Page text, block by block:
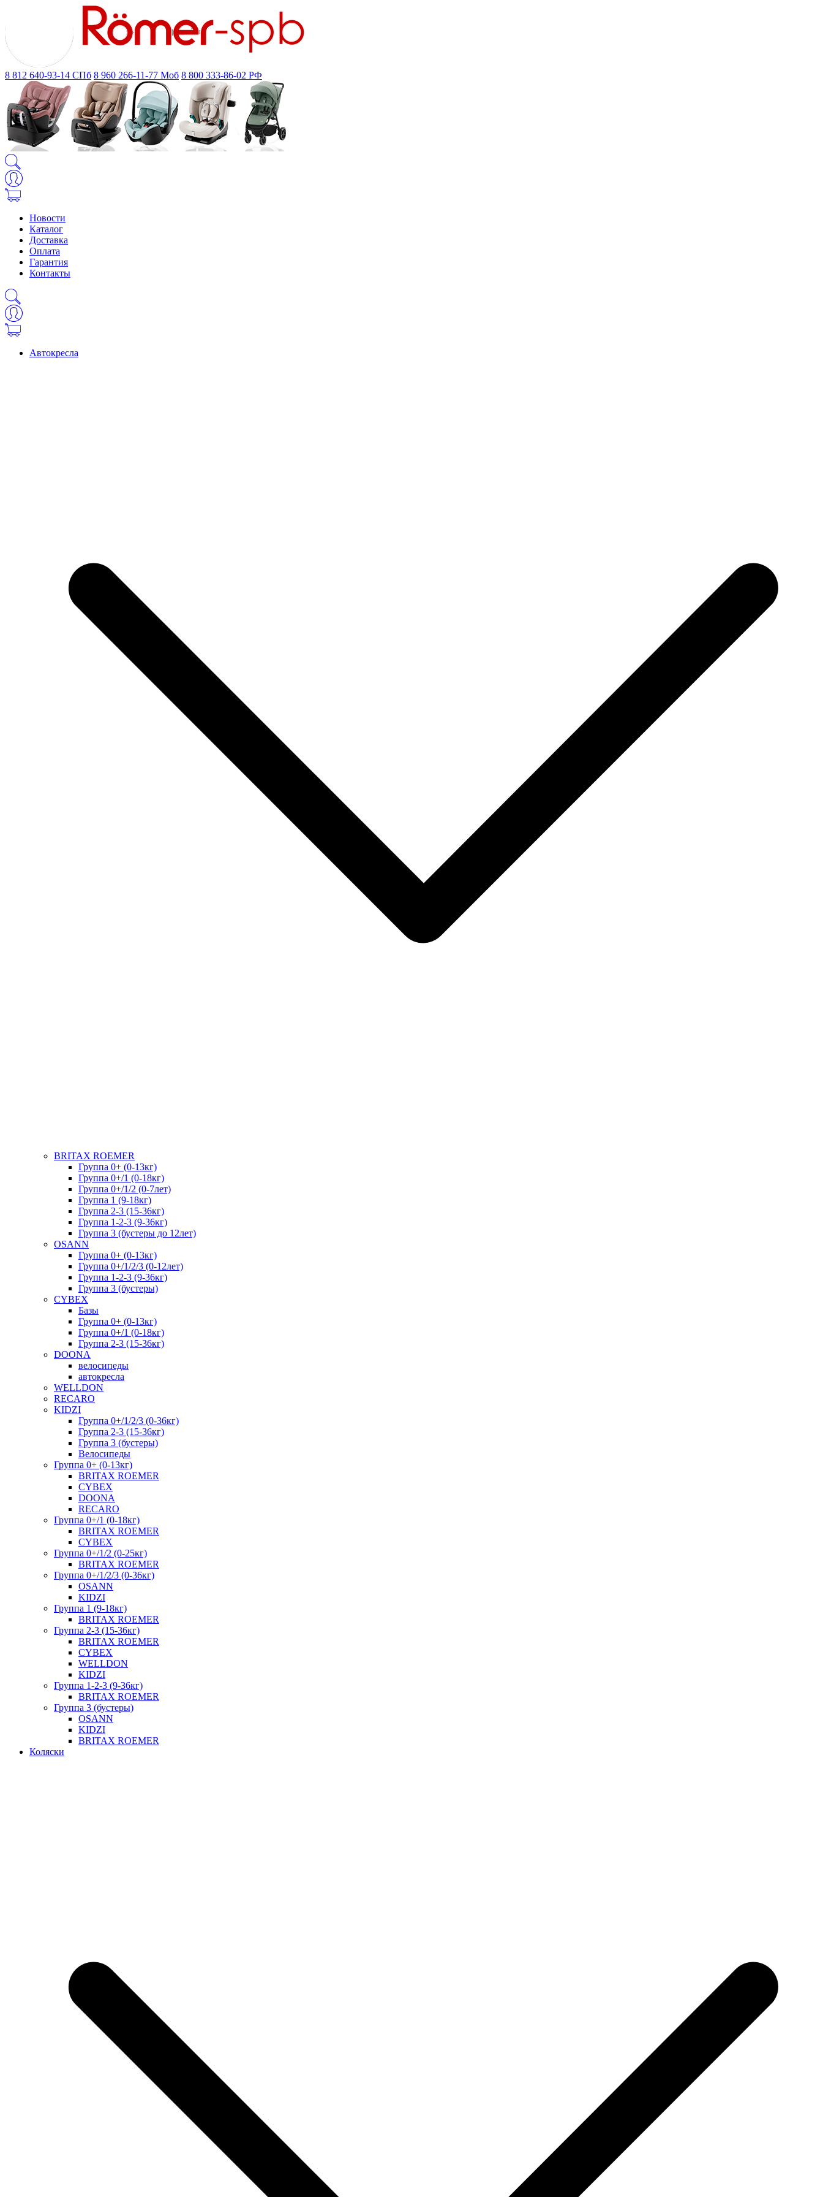
8 812 640-93-14 СПб 8 960 266-11-77 Моб 8 800 333-86-02 РФ
Новости
Каталог
Доставка
Оплата
Гарантия
Контакты
Автокресла
BRITAX ROEMER
Группа 0+ (0-13кг)
Группа 0+/1 (0-18кг)
Группа 0+/1/2 (0-7лет)
Группа 1 (9-18кг)
Группа 2-3 (15-36кг)
Группа 1-2-3 (9-36кг)
Группа 3 (бустеры до 12лет)
OSANN
Группа 0+ (0-13кг)
Группа 0+/1/2/3 (0-12лет)
Группа 1-2-3 (9-36кг)
Группа 3 (бустеры)
CYBEX
Базы
Группа 0+ (0-13кг)
Группа 0+/1 (0-18кг)
Группа 2-3 (15-36кг)
DOONA
велосипеды
автокресла
WELLDON
RECARO
KIDZI
Группа 0+/1/2/3 (0-36кг)
Группа 2-3 (15-36кг)
Группа 3 (бустеры)
Велосипеды
Группа 0+ (0-13кг)
BRITAX ROEMER
CYBEX
DOONA
RECARO
Группа 0+/1 (0-18кг)
BRITAX ROEMER
CYBEX
Группа 0+/1/2 (0-25кг)
BRITAX ROEMER
Группа 0+/1/2/3 (0-36кг)
OSANN
KIDZI
Группа 1 (9-18кг)
BRITAX ROEMER
Группа 2-3 (15-36кг)
BRITAX ROEMER
CYBEX
WELLDON
KIDZI
Группа 1-2-3 (9-36кг)
BRITAX ROEMER
Группа 3 (бустеры)
OSANN
KIDZI
BRITAX ROEMER
Коляски